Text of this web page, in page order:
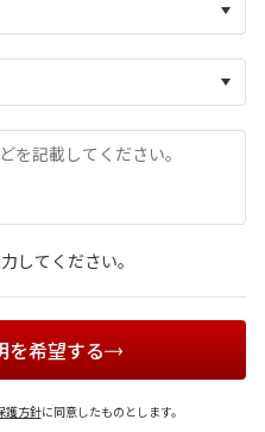
してください。
を希望する
護方針に同意したものとします。